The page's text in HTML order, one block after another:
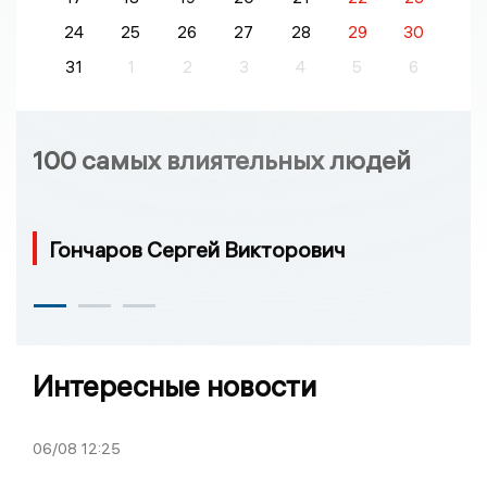
24
25 26 27 28 29
30
31
1 2 3 4 5 6
100 самых влиятельных людей
Гончаров Сергей Викторович
Интересные новости
06/08 12:25